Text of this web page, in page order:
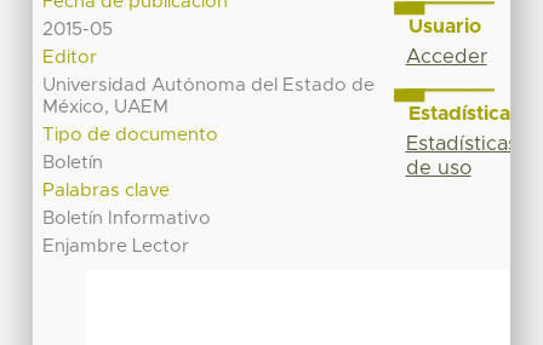
2015-05
Editor
Universidad Autónoma del Estado de
México, UAEM
Tipo de documento
Boletín
Palabras clave
Boletín Informativo
Enjambre Lector
Usuario
Acceder
Estadísticas
Estadísticas
de uso